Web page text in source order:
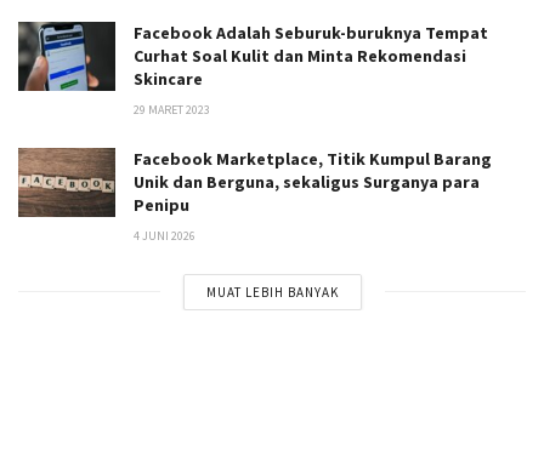
Facebook Adalah Seburuk-buruknya Tempat
Curhat Soal Kulit dan Minta Rekomendasi
Skincare
29 MARET 2023
Facebook Marketplace, Titik Kumpul Barang
Unik dan Berguna, sekaligus Surganya para
Penipu
4 JUNI 2026
MUAT LEBIH BANYAK